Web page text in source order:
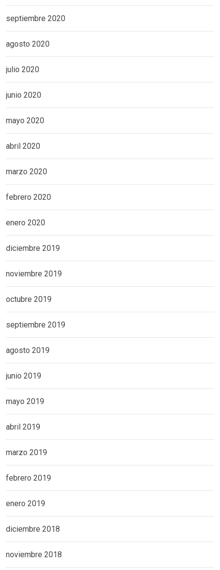
septiembre 2020
agosto 2020
julio 2020
junio 2020
mayo 2020
abril 2020
marzo 2020
febrero 2020
enero 2020
diciembre 2019
noviembre 2019
octubre 2019
septiembre 2019
agosto 2019
junio 2019
mayo 2019
abril 2019
marzo 2019
febrero 2019
enero 2019
diciembre 2018
noviembre 2018